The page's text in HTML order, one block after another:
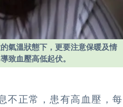
氣溫狀態下，更要注意保暖及情
致血壓高低起伏。
不正常，患有高血壓，每